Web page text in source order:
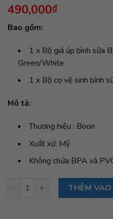
dựa trên
đánh giá
490,000₫
Bao gồm:
1 x Bộ giá úp bình sữa
Green/White
1 x Bộ cọ vệ sinh bình
Mô tả:
Thương hiệu : Boon
Xuất xứ: Mỹ
Không chứa BPA và
Bộ giá úp bình sữa, núm ti, cọ
THÊM